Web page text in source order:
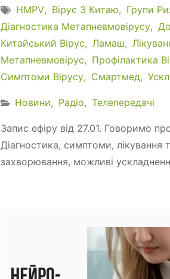
HMPV Вірус З Китаю
Групи
Діагностика Метапневмовірусу
Китайський Вірус
Ламаш
Метапневмовірус
Профілактика
Симптоми Вірусу
Смартмед
Новини Радіо Телепередачі
Запис ефіру від 27.01. Говоримо
Діагностика, симптоми, лікування
захворювання, можливі